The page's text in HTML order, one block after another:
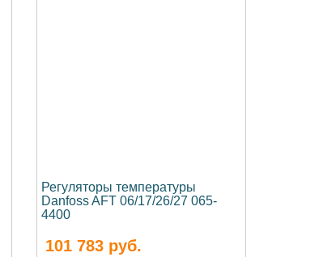
Регуляторы температуры
Danfoss AFT 06/17/26/27 065-
4400
101 783руб.